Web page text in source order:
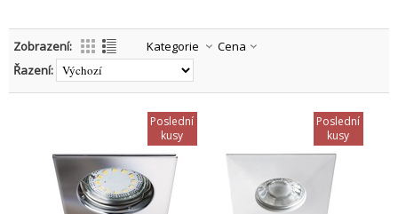
Zobrazení: Kategorie
Cena
Řazení:
Poslední
kusy
Poslední
kusy